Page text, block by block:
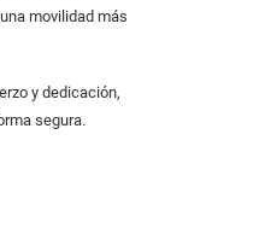
movilidad más
y dedicación,
segura.